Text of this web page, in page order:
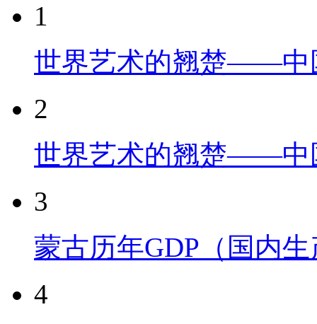
1
世界艺术的翘楚——中
2
世界艺术的翘楚——中
3
蒙古历年GDP（国内
4